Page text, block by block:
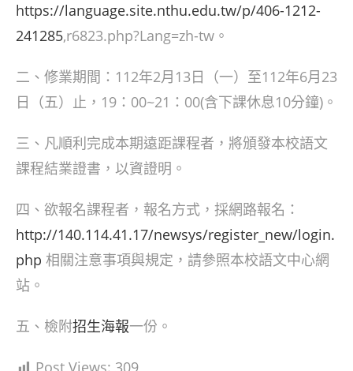
https://language.site.nthu.edu.tw/p/406-1212-
241285,r6823.php?Lang=zh-tw。
二、修業期間：112年2月13日（一）至112年6月23
日（五）止，19：00~21：00(含下課休息10分鐘)。
三、凡順利完成本期遠距課程者，將頒發本校語文
課程結業證書，以資證明。
四、欲報名課程者，報名方式，採網路報名：
http://140.114.41.17/newsys/register_new/login.
php 相關注意事項與規定，請參照本校語文中心網
站。
五、檢附招生海報一份。
Post Views: 309